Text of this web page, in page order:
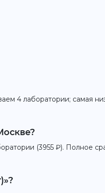
4 лаборатории; самая
(3955 ₽). Полное